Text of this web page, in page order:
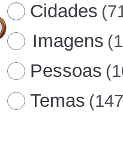
Cidades
Imagens
Pessoas
Temas